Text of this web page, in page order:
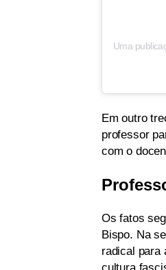
Uma
Em outro
professor
com o
Os fatos
Bispo. Na
radical para
cultura